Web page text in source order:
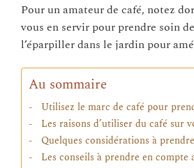
Pour un amateur de café, notez
vous en servir pour prendre soin
l’éparpiller dans le jardin pour
Au sommaire
Utilisez le marc de café pour
Les raisons d’utiliser du café sur
Quelques considérations à
Les conseils à prendre en compte